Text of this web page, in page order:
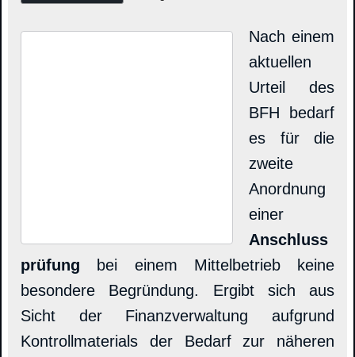
Nach einem
aktuellen
Urteil des
BFH bedarf
es für die
zweite
Anordnung
einer
Anschluss
prüfung bei einem Mittelbetrieb keine
besondere Begründung. Ergibt sich aus
Sicht der Finanzverwaltung aufgrund
Kontrollmaterials der Bedarf zur näheren